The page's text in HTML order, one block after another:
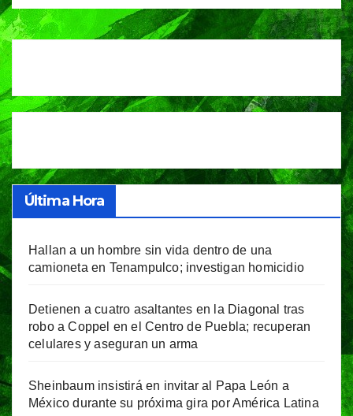
Última Hora
Hallan a un hombre sin vida dentro de una
camioneta en Tenampulco; investigan homicidio
Detienen a cuatro asaltantes en la Diagonal tras
robo a Coppel en el Centro de Puebla; recuperan
celulares y aseguran un arma
Sheinbaum insistirá en invitar al Papa León a
México durante su próxima gira por América Latina